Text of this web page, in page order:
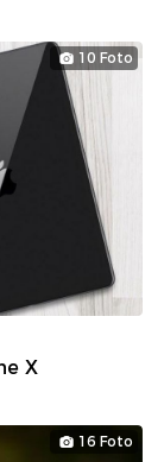
10 Foto
X
16 Foto